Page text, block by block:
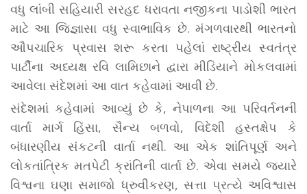
વધુ લાંબી સહિયારી સરહદ ધરાવતા નજીકના પાડોશી ભારત
માટે આ જિજ્ઞાસા વધુ સ્વાભાવિક છે. મંગળવારથી ભારતનો
ઔપચારિક પ્રવાસ શરૂ કરતા પહેલાં રાષ્ટ્રીય સ્વતંત્ર
પાર્ટીના અધ્યક્ષ રવિ લામિછાને દ્વારા મીડિયાને મોકલવામાં
આવેલા સંદેશમાં આ વાત કહેવામાં આવી છે.
સંદેશમાં કહેવામાં આવ્યું છે કે, નેપાળના આ પરિવર્તનની
વાર્તા માર્ગ હિંસા, સૈન્ય બળવો, વિદેશી હસ્તક્ષેપ કે
બંધારણીય સંકટની વાર્તા નથી. આ એક શાંતિપૂર્ણ અને
લોકતાંત્રિક મતપેટી ક્રાંતિની વાર્તા છે. એવા સમયે જ્યારે
વિશ્વના ઘણા સમાજો ધ્રુવીકરણ, સત્તા પ્રત્યે અવિશ્વાસ